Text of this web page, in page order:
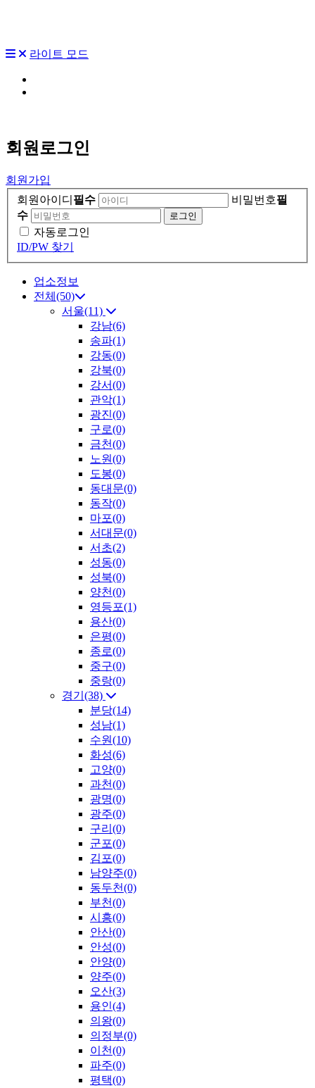
라이트 모드
회원 로그인
회원가입
회원아이디 필수 비밀번호필
수
자동로그인
ID/PW 찾기
업소정보
전체(50)
서울(11)
강남(6)
송파(1)
강동(0)
강북(0)
강서(0)
관악(1)
광진(0)
구로(0)
금천(0)
노원(0)
도봉(0)
동대문(0)
동작(0)
마포(0)
서대문(0)
서초(2)
성동(0)
성북(0)
양천(0)
영등포(1)
용산(0)
은평(0)
종로(0)
중구(0)
중랑(0)
경기(38)
분당(14)
성남(1)
수원(10)
화성(6)
고양(0)
과천(0)
광명(0)
광주(0)
구리(0)
군포(0)
김포(0)
남양주(0)
동두천(0)
부천(0)
시흥(0)
안산(0)
안성(0)
안양(0)
양주(0)
오산(3)
용인(4)
의왕(0)
의정부(0)
이천(0)
파주(0)
평택(0)